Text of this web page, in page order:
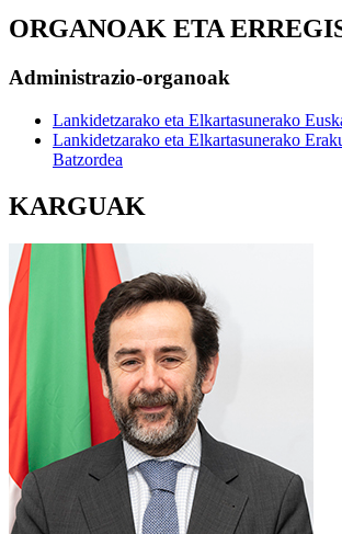
ORGANOAK ETA
Administrazio-organoak
Lankidetzarako eta Elkartasunerako
Lankidetzarako eta Elkartasunerako
Batzordea
KARGUAK